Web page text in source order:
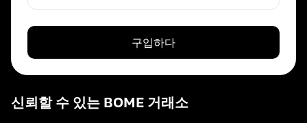
신뢰할 수 있는 BOME 거래소
구입하다